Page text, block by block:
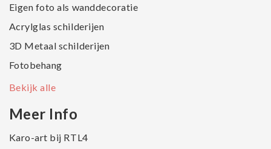
Eigen foto als wanddecoratie
Acrylglas schilderijen
3D Metaal schilderijen
Fotobehang
Bekijk alle
Meer Info
Karo-art bij RTL4